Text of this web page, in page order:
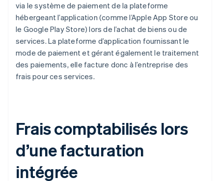
via le système de paiement de la plateforme
hébergeant l’application (comme l’Apple App Store ou
le Google Play Store) lors de l’achat de biens ou de
services. La plateforme d’application fournissant le
mode de paiement et gérant également le traitement
des paiements, elle facture donc à l’entreprise des
frais pour ces services.
Frais comptabilisés lors
d’une facturation
intégrée